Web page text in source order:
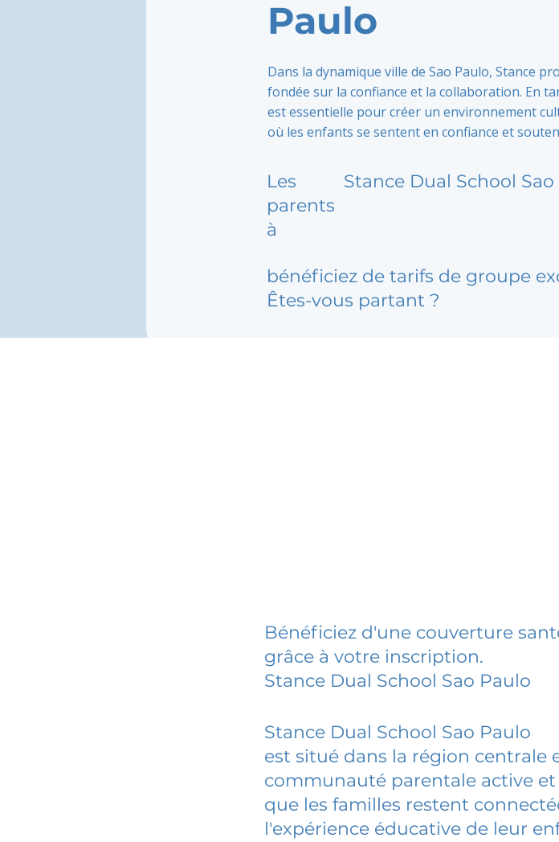
Paulo
Dans la dynamique ville de Sao Paulo, Stance
fondée sur la confiance et la collaboration. En
est essentielle pour créer un environnement
où les enfants se sentent en confiance et
Les
parents
à
Stance Dual School
bénéficiez de tarifs de groupe
Êtes-vous partant ?
Bénéficiez d'une couverture
grâce à votre inscription.
Stance Dual School Sao Paulo
Stance Dual School Sao Paulo
est situé dans la région centrale
communauté parentale active
que les familles restent
l'expérience éducative de leur